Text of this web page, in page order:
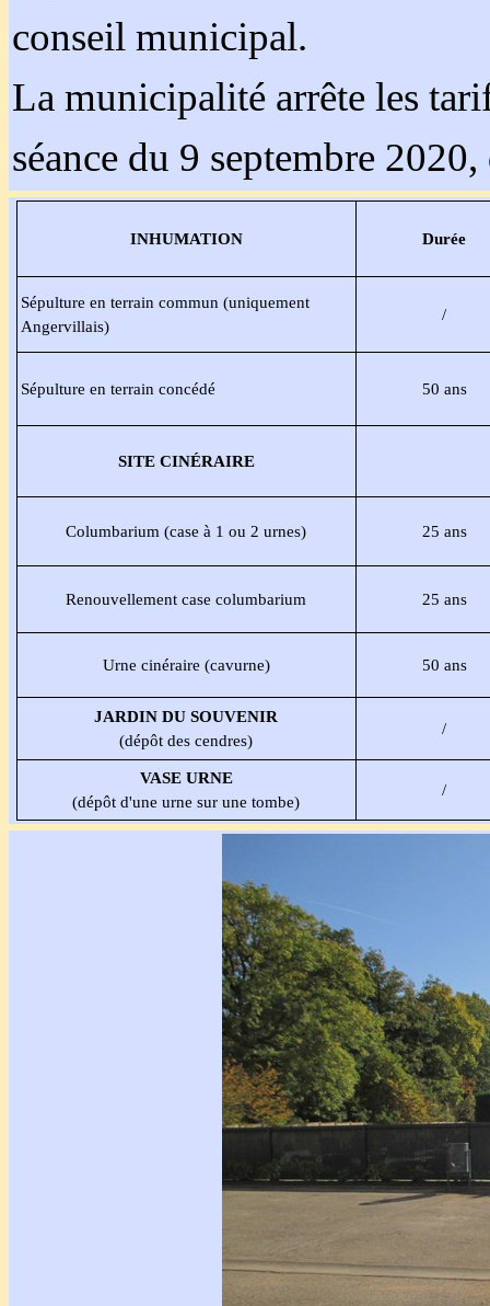
conseil municipal.
La municipalité arrête les
séance du 9 septembre
INHUMATION Durée
Sépulture en terrain commun (uniquement
Angervillais)
/
Sépulture en terrain concédé 50 ans
SITE CINÉRAIRE
Columbarium (case à 1 ou 2 urnes) 25 ans
Renouvellement case columbarium 25 ans
Urne cinéraire (cavurne) 50 ans
JARDIN DU SOUVENIR
(dépôt des cendres)
/
VASE URNE
(dépôt d'une urne sur une tombe)
/